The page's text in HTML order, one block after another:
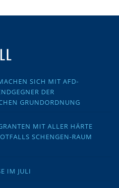
SICH MIT AFD-
DER
GRUNDORDNUNG
MIT ALLER HÄRTE
SCHENGEN-RAUM
IM JULI